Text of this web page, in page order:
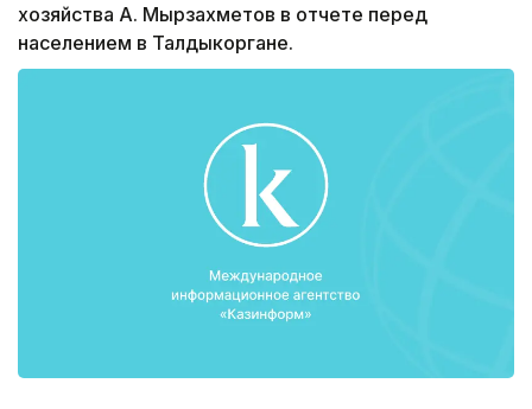
хозяйства А. Мырзахметов в отчете перед
населением в Талдыкоргане.